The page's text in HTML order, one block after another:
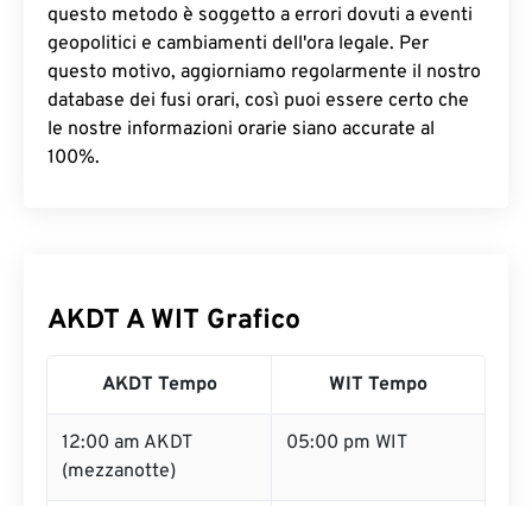
questo metodo è soggetto a errori dovuti a eventi
geopolitici e cambiamenti dell'ora legale. Per
questo motivo, aggiorniamo regolarmente il nostro
database dei fusi orari, così puoi essere certo che
le nostre informazioni orarie siano accurate al
100%.
AKDT A WIT Grafico
AKDT Tempo WIT Tempo
12:00 am AKDT
(mezzanotte)
05:00 pm WIT